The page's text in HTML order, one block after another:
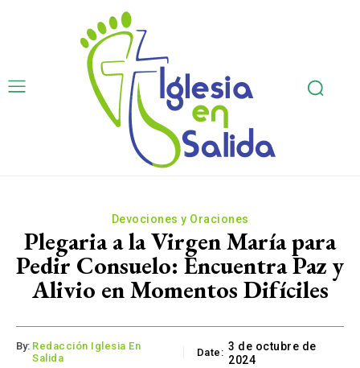
Devociones y Oraciones
Plegaria a la Virgen María para
Pedir Consuelo: Encuentra Paz y
Alivio en Momentos Difíciles
By: Redacción Iglesia En
Salida
Date: 3 de octubre de
2024